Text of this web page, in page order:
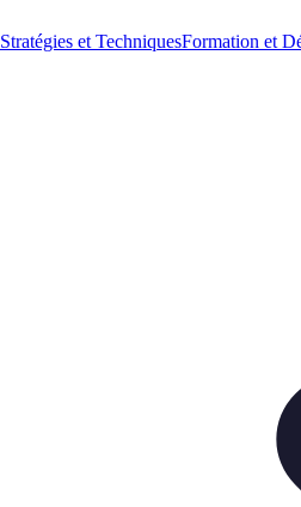
Stratégies et TechniquesFormation et